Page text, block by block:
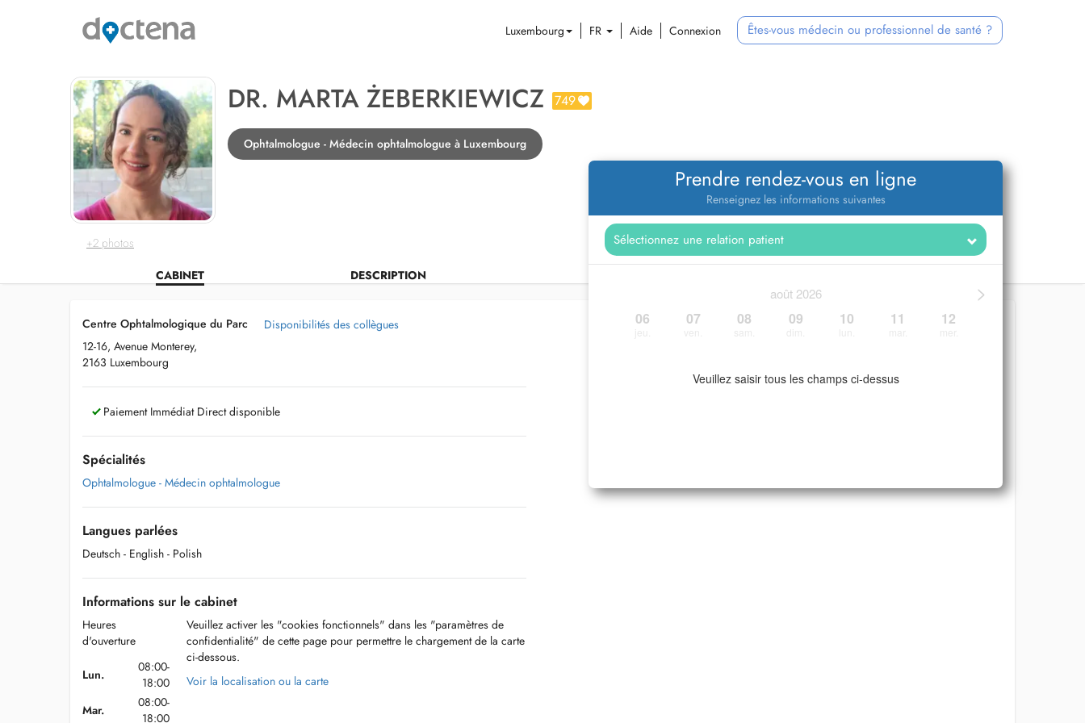
Luxembourg FR Aide Connexion Êtes-vous médecin ou professionnel de santé ?
+2 photos
DR. MARTA ŻEBERKIEWICZ 749
Ophtalmologue - Médecin ophtalmologue à Luxembourg
CABINET DESCRIPTION
Prendre rendez-vous en ligne
Renseignez les informations suivantes
>
août 2026
06 07 08 09 10 11 12
Veuillez saisir tous les champs ci-dessus
Centre Ophtalmologique du Parc
12-16, Avenue Monterey,
2163 Luxembourg
Disponibilités des collègues
Paiement Immédiat Direct disponible
Spécialités
Ophtalmologue - Médecin ophtalmologue
Langues parlées
Deutsch - English - Polish
Informations sur le cabinet
Heures
d'ouverture
Lun.
08:00-
18:00
Mar.
08:00-
18:00
Veuillez activer les "cookies fonctionnels" dans les "paramètres de
confidentialité" de cette page pour permettre le chargement de la carte
ci-dessous.
Voir la localisation ou la carte